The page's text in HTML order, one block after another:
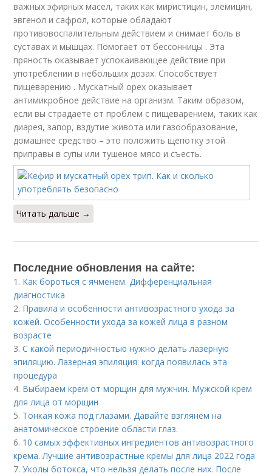
важных эфирных масел, таких как миристицин, элемицин,
эвгенол и сафрол, которые обладают
противовоспалительным действием и снимает боль в
суставах и мышцах. Помогает от бессонницы . Эта
пряность оказывает успокаивающее действие при
употреблении в небольших дозах. Способствует
пищеварению . Мускатный орех оказывает
антимикробное действие на организм. Таким образом,
если вы страдаете от проблем с пищеварением, таких как
диарея, запор, вздутие живота или газообразование,
домашнее средство – это положить щепотку этой
приправы в супы или тушеное мясо и съесть.
Читать дальше →
Последние обновления на сайте:
1. Как бороться с ячменем. Дифференциальная
диагностика
2. Правила и особенности антивозрастного ухода за
кожей. Особенности ухода за кожей лица в разном
возрасте
3.С какой периодичностью нужно делать лазерную
эпиляцию. Лазерная эпиляция: когда появилась эта
процедура
4. Выбираем крем от морщин для мужчин. Мужской крем
для лица от морщин
5. Тонкая кожа под глазами. Давайте взглянем на
анатомическое строение области глаз.
6. 10 самых эффективных ингредиентов антивозрастного
крема. Лучшие антивозрастные кремы для лица 2022 года
7.Уколы ботокса, что нельзя делать после них. После